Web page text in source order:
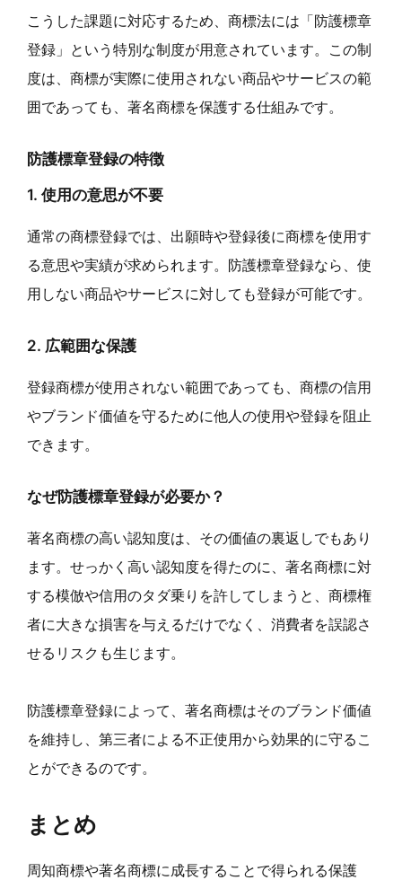
こうした課題に対応するため、商標法には「防護標章
登録」という特別な制度が用意されています。この制
度は、商標が実際に使用されない商品やサービスの範
囲であっても、著名商標を保護する仕組みです。
防護標章登録の特徴
1. 使用の意思が不要
通常の商標登録では、出願時や登録後に商標を使用す
る意思や実績が求められます。防護標章登録なら、使
用しない商品やサービスに対しても登録が可能です。
2. 広範囲な保護
登録商標が使用されない範囲であっても、商標の信用
やブランド価値を守るために他人の使用や登録を阻止
できます。
なぜ防護標章登録が必要か？
著名商標の高い認知度は、その価値の裏返しでもあり
ます。せっかく高い認知度を得たのに、著名商標に対
する模倣や信用のタダ乗りを許してしまうと、商標権
者に大きな損害を与えるだけでなく、消費者を誤認さ
せるリスクも生じます。
防護標章登録によって、著名商標はそのブランド価値
を維持し、第三者による不正使用から効果的に守るこ
とができるのです。
まとめ
周知商標や著名商標に成長することで得られる保護